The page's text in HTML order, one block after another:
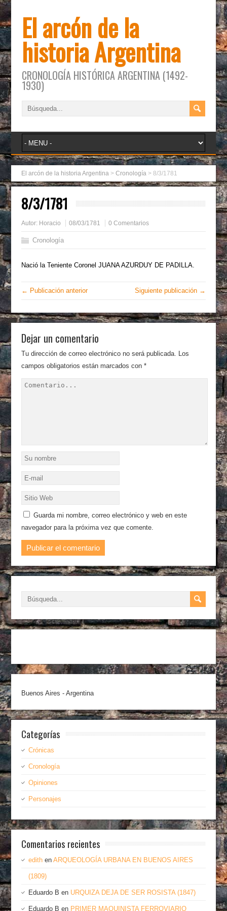
El arcón de la
historia Argentina
CRONOLOGÍA HISTÓRICA ARGENTINA (1492-
1930)
El arcón de la historia Argentina >Cronología >8/3/1781
8/3/1781
Autor: Horacio 08/03/1781 0 Comentarios
Cronología
Nació la Teniente Coronel JUANA AZURDUY DE PADILLA.
← Publicación anterior Siguiente publicación →
Dejar un comentario
Tu dirección de correo electrónico no será publicada. Los
campos obligatorios están marcados con*
Guarda mi nombre, correo electrónico y web en este
navegador para la próxima vez que comente.
Buenos Aires - Argentina
Categorías
Crónicas
Cronología
Opiniones
Personajes
Comentarios recientes
edith enARQUEOLOGÍA URBANA EN BUENOS AIRES
(1809)
Eduardo B en URQUIZA DEJA DE SER ROSISTA (1847)
Eduardo B en PRIMER MAQUINISTA FERROVIARIO